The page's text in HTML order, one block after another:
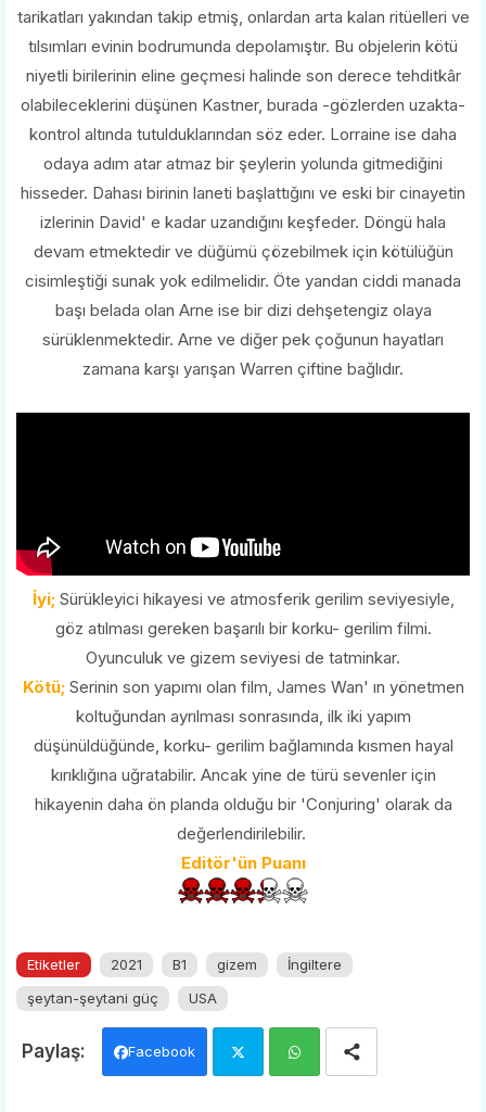
tarikatları yakından takip etmiş, onlardan arta kalan ritüelleri ve
tılsımları evinin bodrumunda depolamıştır. Bu objelerin kötü
niyetli birilerinin eline geçmesi halinde son derece tehditkâr
olabileceklerini düşünen Kastner, burada -gözlerden uzakta-
kontrol altında tutulduklarından söz eder. Lorraine ise daha
odaya adım atar atmaz bir şeylerin yolunda gitmediğini
hisseder. Dahası birinin laneti başlattığını ve eski bir cinayetin
izlerinin David' e kadar uzandığını keşfeder. Döngü hala
devam etmektedir ve düğümü çözebilmek için kötülüğün
cisimleştiği sunak yok edilmelidir. Öte yandan ciddi manada
başı belada olan Arne ise bir dizi dehşetengiz olaya
sürüklenmektedir. Arne ve diğer pek çoğunun hayatları
zamana karşı yarışan Warren çiftine bağlıdır.
İyi;Sürükleyici hikayesi ve atmosferik gerilim seviyesiyle,
göz atılması gereken başarılı bir korku- gerilim filmi.
Oyunculuk ve gizem seviyesi de tatminkar.
Kötü;Serinin son yapımı olan film, James Wan' ın yönetmen
koltuğundan ayrılması sonrasında, ilk iki yapım
düşünüldüğünde, korku- gerilim bağlamında kısmen hayal
kırıklığına uğratabilir. Ancak yine de türü sevenler için
hikayenin daha ön planda olduğu bir 'Conjuring' olarak da
değerlendirilebilir.
Editör'ün Puanı
Etiketler 2021 B1 gizem
İngiltere
şeytan-şeytani güç
USA
Facebook